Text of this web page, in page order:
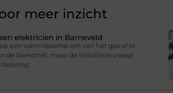
meer inzicht
elektricien in Barneveld
een warmtepomp om van het gas af te
de toekomst, maar de installatie vraagt